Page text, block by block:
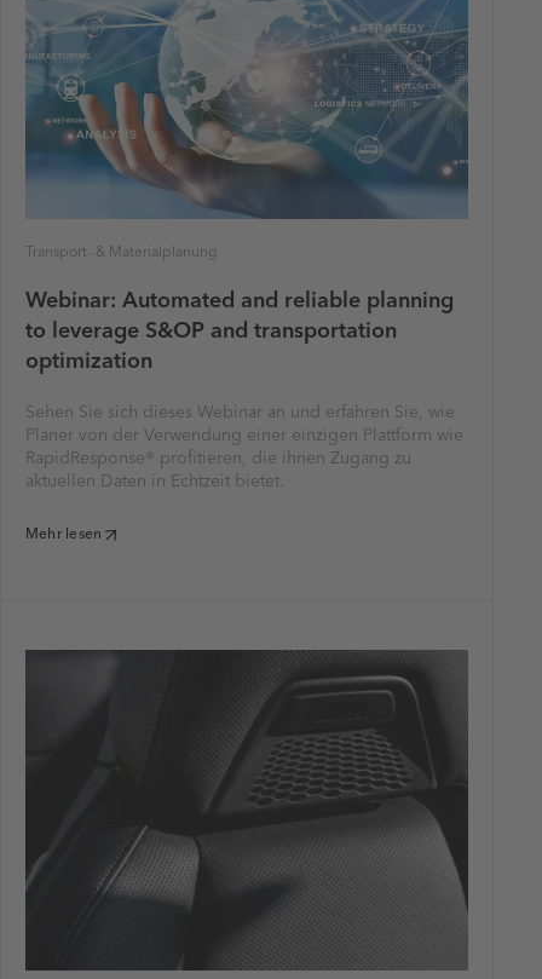
Transport- & Materialplanung
Webinar: Automated and reliable planning
to leverage S&OP and transportation
optimization
Sehen Sie sich dieses Webinar an und erfahren Sie, wie
Planer von der Verwendung einer einzigen Plattform wie
RapidResponse® profitieren, die ihnen Zugang zu
aktuellen Daten in Echtzeit bietet.
Mehr lesen